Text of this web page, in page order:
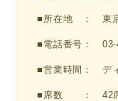
■所在地 ： 東京
■電話番号： 03-
■営業時間： デ
■席数 ： 42